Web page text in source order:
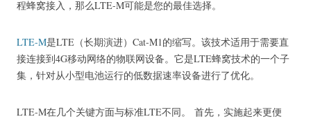
程蜂窝接入，那么LTE-M可能是您的最佳选择。
LTE-M是LTE（长期演进）Cat-M1的缩写。 该技术适用于需要直
接连接到4G移动网络的物联网设备。 它是LTE蜂窝技术的一个子
集，针对从小型电池运行的低数据速率设备进行了优化。
LTE-M在几个关键方面与标准LTE不同。
首先，实施起来更便